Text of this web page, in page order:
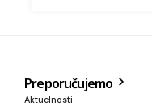
Preporučujemo
Aktuelnosti